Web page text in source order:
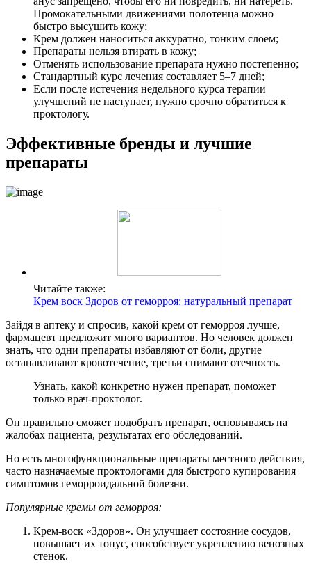
Промокательными движениями полотенца можно
быстро высушить кожу;
Крем должен наноситься аккуратно, тонким слоем;
Препараты нельзя втирать в кожу;
Отменять использование препарата нужно постепенно;
Стандартный курс лечения составляет 5–7 дней;
Если после истечения недельного курса терапии
улучшений не наступает, нужно срочно обратиться к
проктологу.
Эффективные бренды и лучшие
препараты
Читайте также:
Крем воск Здоров от геморроя: натуральный препарат
Зайдя в аптеку и спросив, какой крем от геморроя лучше,
фармацевт предложит много вариантов. Но человек должен
знать, что одни препараты избавляют от боли, другие
останавливают кровотечение, третьи снимают отечность.
Узнать, какой конкретно нужен препарат, поможет
только врач-проктолог.
Он правильно сможет подобрать препарат, основываясь на
жалобах пациента, результатах его обследований.
Но есть многофункциональные препараты местного действия,
часто назначаемые проктологами для быстрого купирования
симптомов геморроидальной болезни.
Популярные кремы от геморроя:
Крем-воск «Здоров». Он улучшает состояние сосудов,
повышает их тонус, способствует укреплению венозных
стенок.